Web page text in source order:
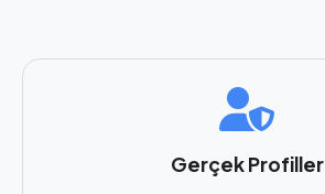
Gerçek Profiller